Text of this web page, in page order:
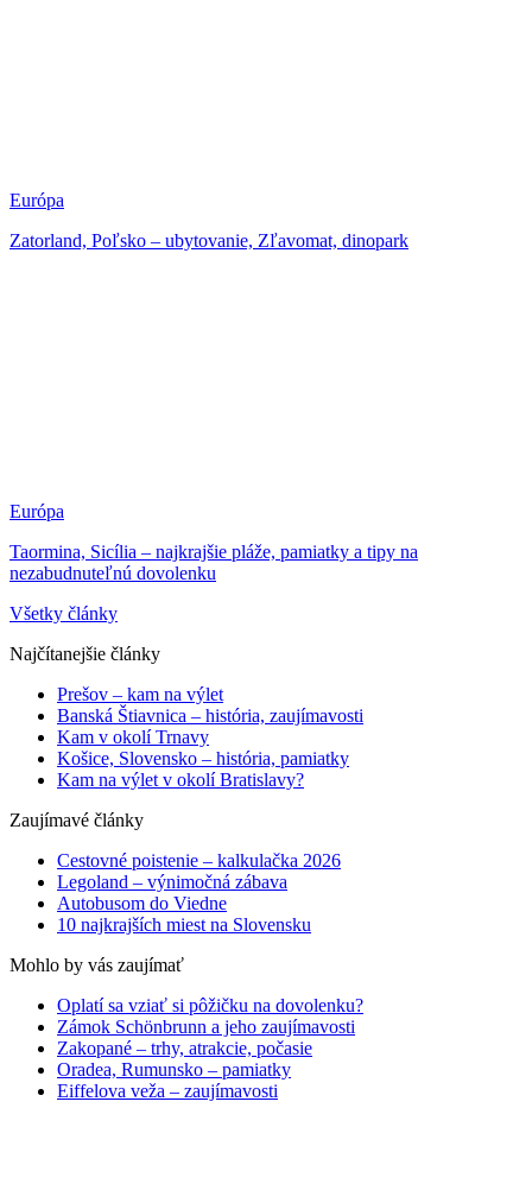
Európa
Zatorland, Poľsko – ubytovanie, Zľavomat, dinopark
Európa
Taormina, Sicília – najkrajšie pláže, pamiatky a tipy na
nezabudnuteľnú dovolenku
Všetky články
Najčítanejšie články
Prešov – kam na výlet
Banská Štiavnica – história, zaujímavosti
Kam v okolí Trnavy
Košice, Slovensko – história, pamiatky
Kam na výlet v okolí Bratislavy?
Zaujímavé články
Cestovné poistenie – kalkulačka 2026
Legoland – výnimočná zábava
Autobusom do Viedne
10 najkrajších miest na Slovensku
Mohlo by vás zaujímať
Oplatí sa vziať si pôžičku na dovolenku?
Zámok Schönbrunn a jeho zaujímavosti
Zakopané – trhy, atrakcie, počasie
Oradea, Rumunsko – pamiatky
Eiffelova veža – zaujímavosti